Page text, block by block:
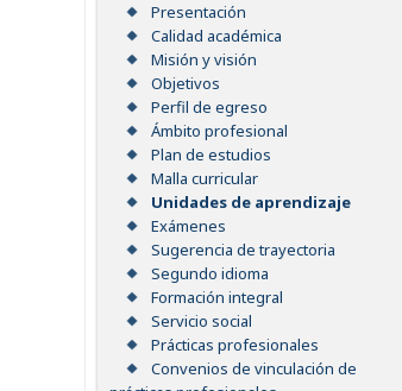
Presentación
Calidad académica
Misión y visión
Objetivos
Perfil de egreso
Ámbito profesional
Plan de estudios
Malla curricular
Unidades de aprendizaje
Exámenes
Sugerencia de trayectoria
Segundo idioma
Formación integral
Servicio social
Prácticas profesionales
Convenios de vinculación de